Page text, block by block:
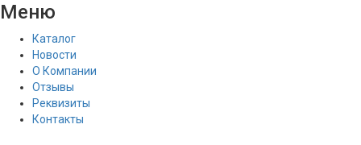
Меню
Каталог
Новости
О Компании
Отзывы
Реквизиты
Контакты